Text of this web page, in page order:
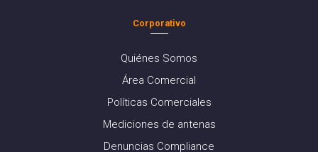
Corporativo
Quiénes Somos
Área Comercial
Políticas Comerciales
Mediciones de antenas
Denuncias Compliance